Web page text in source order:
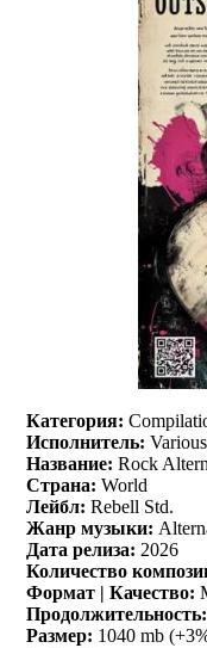
Категория:
Исполнитель:
Название: Rock
Страна: World
Лейбл: Rebell Std.
Жанр музыки:
Дата релиза: 2026
Количество
Формат | Качество:
Продолжительность:
Размер: 1040 mb